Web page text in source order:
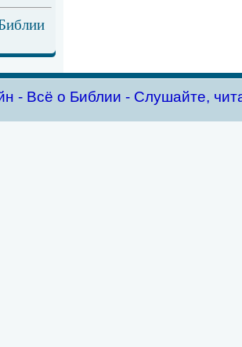
- Всё о Библии - Слушайте,